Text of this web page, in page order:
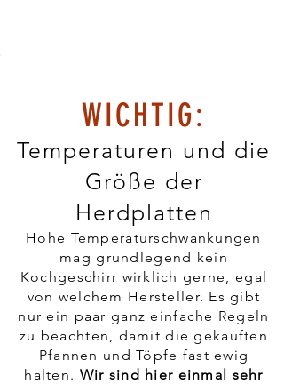
WICHTIG:
Temperaturen und die
Größe der
Herdplatten
Hohe Temperaturschwankungen
mag grundlegend kein
Kochgeschirr wirklich gerne, egal
von welchem Hersteller. Es gibt
nur ein paar ganz einfache Regeln
zu beachten, damit die gekauften
Pfannen und Töpfe fast ewig
halten. Wir sind hier einmal sehr